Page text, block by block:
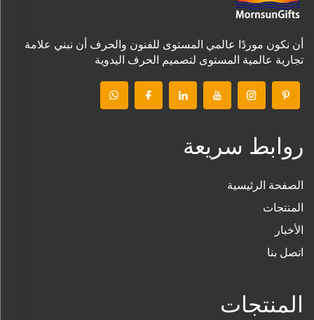
أن نكون موردًا عالمي المستوى للفنون والحرف أن نبني علامة
تجارية عالمية المستوى لتصميم الحرف اليدوية
روابط سريعة
الصفحة الرئيسية
المنتجات
الأخبار
اتصل بنا
المنتجات